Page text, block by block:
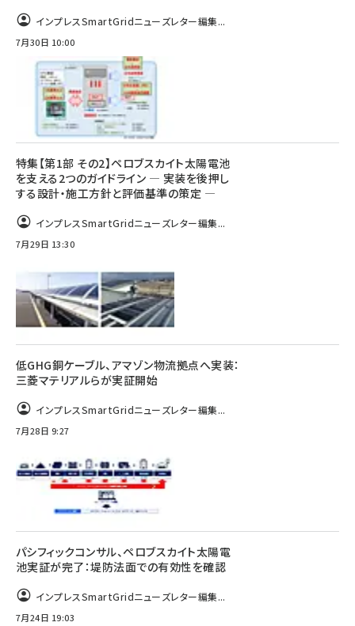
インプレスSmartGridニューズレター編集...
7月30日 10:00
特集【第1部 その2】ペロブスカイト太陽電池
を支える2つのガイドライン ― 実装を後押し
する設計・施工方針と評価基準の策定 ―
インプレスSmartGridニューズレター編集...
7月29日 13:30
低GHG銅ケーブル、アマゾン物流拠点へ実装：
三菱マテリアルらが実証開始
インプレスSmartGridニューズレター編集...
7月28日 9:27
パシフィックコンサル、ペロブスカイト太陽電
池実証が完了：堤防法面での有効性を確認
インプレスSmartGridニューズレター編集...
7月24日 19:03